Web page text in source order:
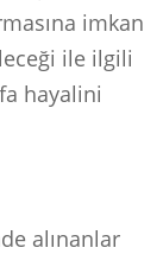
imkan
ile ilgili
hayalini
alınanlar